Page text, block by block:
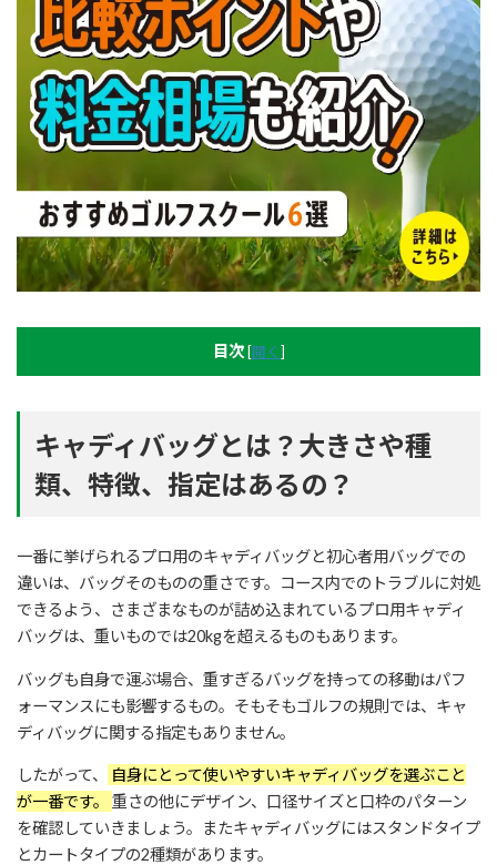
目次 [開く ]
キャディバッグとは？大きさや種
類、特徴、指定はあるの？
一番に挙げられるプロ用のキャディバッグと初心者用バッグでの
違いは、バッグそのものの重さです。コース内でのトラブルに対処
できるよう、さまざまなものが詰め込まれているプロ用キャディ
バッグは、重いものでは20kgを超えるものもあります。
バッグも自身で運ぶ場合、重すぎるバッグを持っての移動はパフ
ォーマンスにも影響するもの。そもそもゴルフの規則では、キャ
ディバッグに関する指定もありません。
したがって、
自身にとって使いやすいキャディバッグを選ぶこと
が一番です。 重さの他にデザイン、口径サイズと口枠のパターン
を確認していきましょう。またキャディバッグにはスタンドタイプ
とカートタイプの2種類があります。